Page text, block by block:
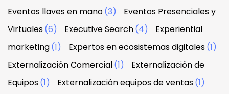
Eventos llaves en mano(3)
Eventos Presenciales y
Virtuales(6) Executive Search(4)
Experiential
marketing(1) Expertos en ecosistemas digitales(1)
Externalización Comercial(1)
Externalización de
Equipos(1) Externalización equipos de ventas(1)